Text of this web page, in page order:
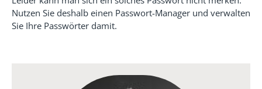
Nutzen Sie deshalb einen Passwort-Manager und verwalten
Sie Ihre Passwörter damit.